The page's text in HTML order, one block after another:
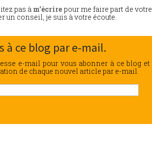
pas à m’écrire pour me faire part de votre
un conseil, je suis à votre écoute.
à ce blog par e-mail.
e-mail pour vous abonner à ce blog et
de chaque nouvel article par e-mail.